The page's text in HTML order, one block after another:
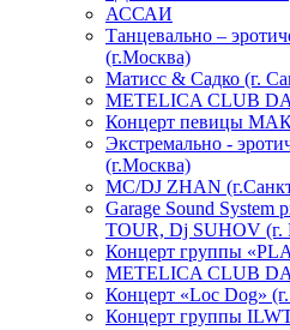
АССАИ
Танцевально –
(г.Москва)
Матисс & Садко (г.
METELICA CLUB
Концерт певицы
Экстремально -
(г.Москва)
МС/DJ ZHAN
Garage Sound System
TOUR, Dj SUHOV (г.
Концерт группы
METELICA CLUB
Концерт «Loc Dog»
Концерт группы